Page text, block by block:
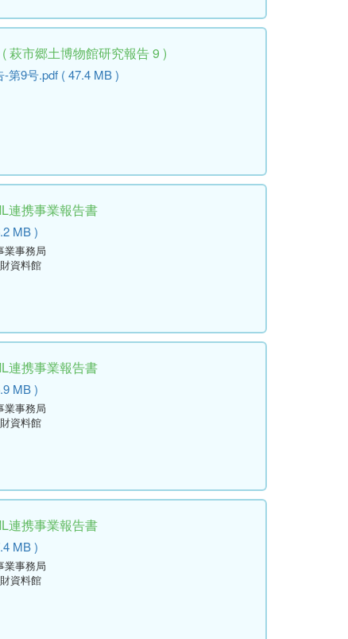
萩市郷土博物館研究報告 9 )
第9号.pdf ( 47.4 MB )
連携事業報告書
MB )
業事務局
資料館
連携事業報告書
MB )
業事務局
資料館
連携事業報告書
MB )
業事務局
資料館